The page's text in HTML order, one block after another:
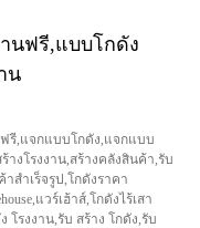
นฟรี,แบบโกดัง
น
รี,แจกแบบโกดัง,แจกแบบ
างโรงงาน,สร้างคลังสินค้า,รับ
สำเร็จรูป,โกดังราคา
แวร์เฮ้าส์,โกดังไร้เสา
โรงงาน,รับ สร้าง โกดัง,รับ